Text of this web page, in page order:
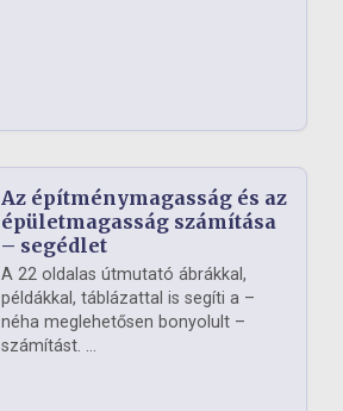
Az építménymagasság és az
épületmagasság számítása
– segédlet
A 22 oldalas útmutató ábrákkal,
példákkal, táblázattal is segíti a –
néha meglehetősen bonyolult –
számítást. ...